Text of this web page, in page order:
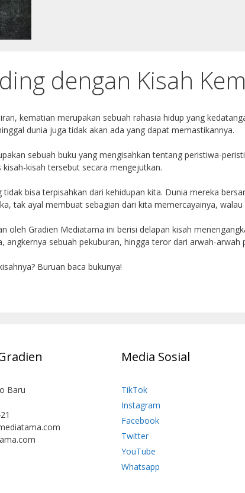
dengan Kisah
kematian merupakan sebuah rahasia hidup yang
dunia juga tidak akan ada yang dapat memastikannya.
sebuah buku yang mengisahkan tentang peristiwa-
kisah-kisah tersebut secara mengejutkan.
tidak bisa terpisahkan dari kehidupan kita. Dunia mereka
tak ayal membuat sebagian dari kita memercayainya, walau
oleh Gradien Mediatama ini berisi delapan kisah
angkernya sebuah pekuburan, hingga teror dari arwah-arwah
Buruan baca bukunya!
Baru
Media Sosial
TikTok
Instagram
Facebook
Twitter
YouTube
Whatsapp